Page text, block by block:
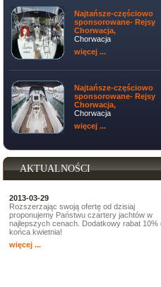
Najtańsze-częściowo
sponsorowane- Rejsy
Chorwacja,
Chorwacja
więcej ...
Najtańsze-częściowo
sponsorowane- Rejsy
Chorwacja,
Chorwacja
więcej ...
AKTUALNOŚCI
2013-03-29
Rozszerzając swoją ofertę od dzisiaj
proponujemy Państwu czartery jachtów w
najlepszych cenach. Dodatkowy rabat 10%
końca kwietnia!
więcej ...